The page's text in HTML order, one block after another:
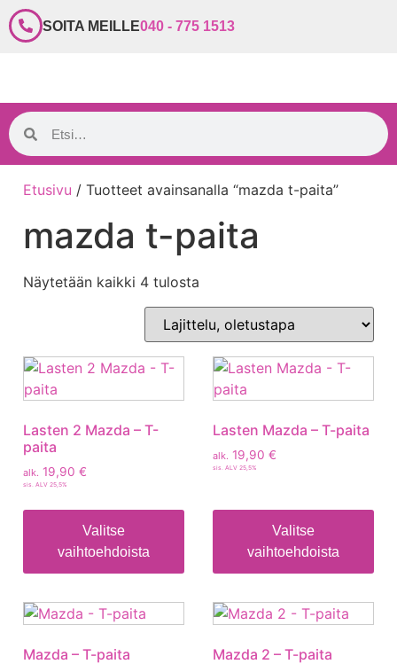
SOITA MEILLE040 - 775 1513
Etusivu / Tuotteet avainsanalla “mazda t-paita”
mazda t-paita
Näytetään kaikki 4 tulosta
Lasten 2 Mazda – T-
paita
alk. 19,90 €
sis. ALV 25,5%
Valitse
vaihtoehdoista
Lasten Mazda – T-paita
alk. 19,90 €
sis. ALV 25,5%
Valitse
vaihtoehdoista
Mazda – T-paita Mazda 2 – T-paita